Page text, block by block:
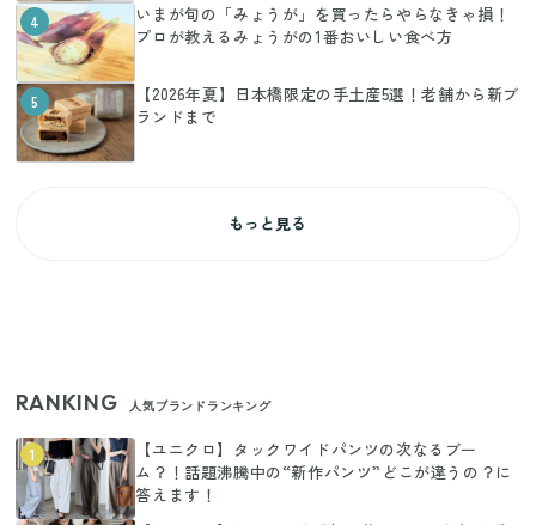
4
いまが旬の「みょうが」を買ったらやらなきゃ損！
プロが教えるみょうがの1番おいしい食べ方
5
【2026年夏】日本橋限定の手土産5選！老舗から新ブ
ランドまで
もっと見る
RANKING 人気ブランドランキング
1
【ユニクロ】タックワイドパンツの次なるブー
ム？！話題沸騰中の“新作パンツ”どこが違うの？に
答えます！